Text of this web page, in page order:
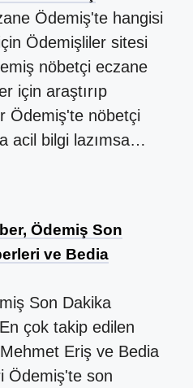
Ödemiş'te hangisi
Ödemişliler sitesi
nöbetçi eczane
için araştırıp
Ödemiş'te nöbetçi
acil bilgi lazımsa…
Ödemiş Son
ve Bedia
Son Dakika
çok takip edilen
Eriş ve Bedia
Ödemiş'te son